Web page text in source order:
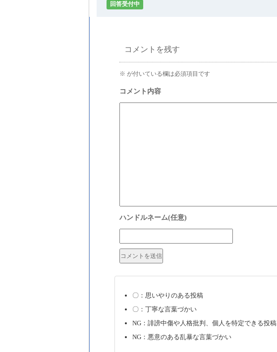
回答受付中
コメントを残す
※ が付いている欄は必須項目です
〇：思いやりのある投稿
〇：丁寧な言葉づかい
NG：誹謗中傷や人格批判、個人を特定できる投稿
NG：悪意のある乱暴な言葉づかい